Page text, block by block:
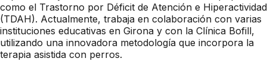
como el Trastorno por Déficit de Atención e Hiperactividad
(TDAH). Actualmente, trabaja en colaboración con varias
instituciones educativas en Girona y con la Clínica Bofill,
utilizando una innovadora metodología que incorpora la
terapia asistida con perros.